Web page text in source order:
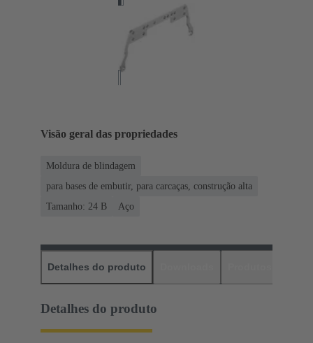
Visão geral das propriedades
Moldura de blindagem
para bases de embutir, para carcaças, construção alta
Tamanho: 24 B
Aço
Detalhes do produto
Detalhes do produto